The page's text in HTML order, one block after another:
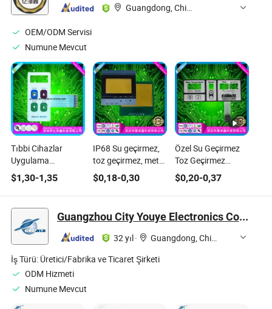
Guangdong, China
OEM/ODM Servisi
Numune Mevcut
Tıbbi Cihazlar
Uygulama
Membran Tuş
Takımı Anahtarı
Çok Renkli Tuş
Kapağı
$1,30-1,35
IP68 Su geçirmez,
toz geçirmez, metal
kubbe, PVC Pet PC
FPC ITO, gümüş
karbon pasta
dokunsal membran
anahtarı,
endüstriyel tıbbi ev
aletleri için
$0,18-0,30
Özel Su Geçirmez
Toz Geçirmez
Gümüş Karbon
Pasta Baskı Metal
Kubbe FPC Pet PC
Anahtar Grafik
Kaplama LED Arka
Aydınlatma
$0,20-0,37
Guangzhou City Youye Electronics Co., Ltd
32 yıl·
Guangdong, China
İş Türü: Üretici/Fabrika ve Ticaret Şirketi
ODM Hizmeti
Numune Mevcut